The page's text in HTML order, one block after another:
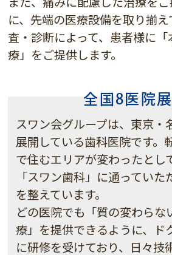
に、先端の医療設備を取り揃え
査・診断によって、患者様に
療」をご提供します。
全国8医院展
スワン会グループは、東京・
展開している歯科医院です。
で住むエリアが変わったとし
「スワン歯科」に通ってい
を整えています。
どの医院でも「質の変わらな
療」を提供できるように、ド
に研修を受けており、日々技